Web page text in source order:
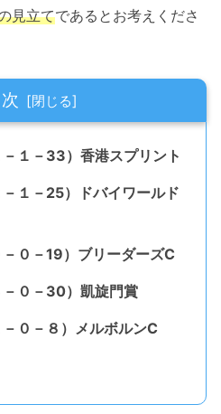
見立てであるとお考えくださ
－１－33）香港スプリント
－１－25）ドバイワールド
－０－19）ブリーダーズC
－０－30）凱旋門賞
－０－８）メルボルンC